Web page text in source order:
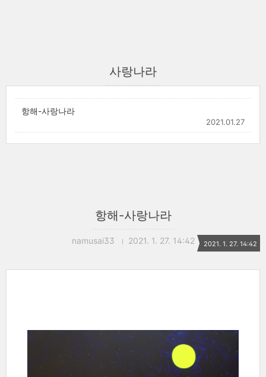
사랑나라
항해-사랑나라
2021.01.27
항해-사랑나라
namusai33 2021. 1. 27. 14:42 2021. 1. 27. 14:42